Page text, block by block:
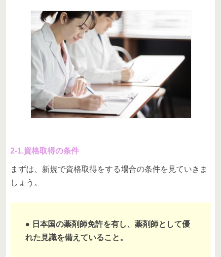
2-1.資格取得の条件
まずは、新規で資格取得をする場合の条件を見ていきま
しょう。
● 日本国の薬剤師免許を有し、薬剤師として優
れた見識を備えていること。